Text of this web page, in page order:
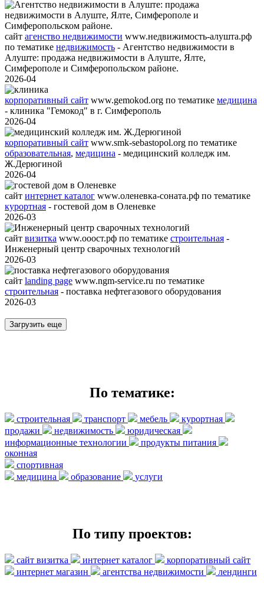
сайт агенство недвижимости www.недвижимость-алушта.рф
по тематике недвижимость - Агентство недвижимости в
Алуште: продажа недвижимости в Алуште, Ялте,
Симферополе и Симферопольском районе.
2026-04
корпоративный сайт www.gemokod.org по тематике медицина
- клиника "Гемокод" в г. Симферополь
2026-04
корпоративный сайт www.smk-sebastopol.org по тематике
образовательная, медицина - медицинский колледж им.
Ж.Дерюгиной
2026-04
сайт интернет каталог www.оленевка-соната.рф по тематике
курортная - гостевой дом в Оленевке
2026-03
сайт визитка www.ооост.рф по тематике строительная -
Инженерный центр сварочных технологий
2026-03
сайт landing page www.ngm-service.ru по тематике
строительная - поставка нефтегазового оборудования
2026-03
Загрузить еще
По тематике:
строительная транспорт мебель
курортная
продажи
недвижимость
юридическая
информационные технологии
продукты питания
оконная
спортивная
медицина
образование услуги
По типу проектов:
сайт визитка интернет каталог
корпоративный сайт
интернет магазин
агентства недвижимости лендинги